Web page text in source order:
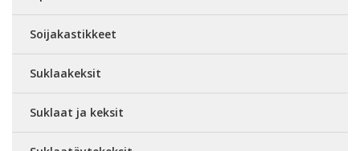
Soijakastikkeet
Suklaakeksit
Suklaat ja keksit